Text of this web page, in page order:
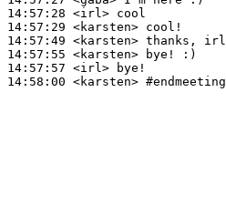
14:57:28 <irl>
14:57:29 <karsten>
14:57:49 <karsten>
14:57:55 <karsten>
14:57:57 <irl>
14:58:00 <karsten> #endmeeting